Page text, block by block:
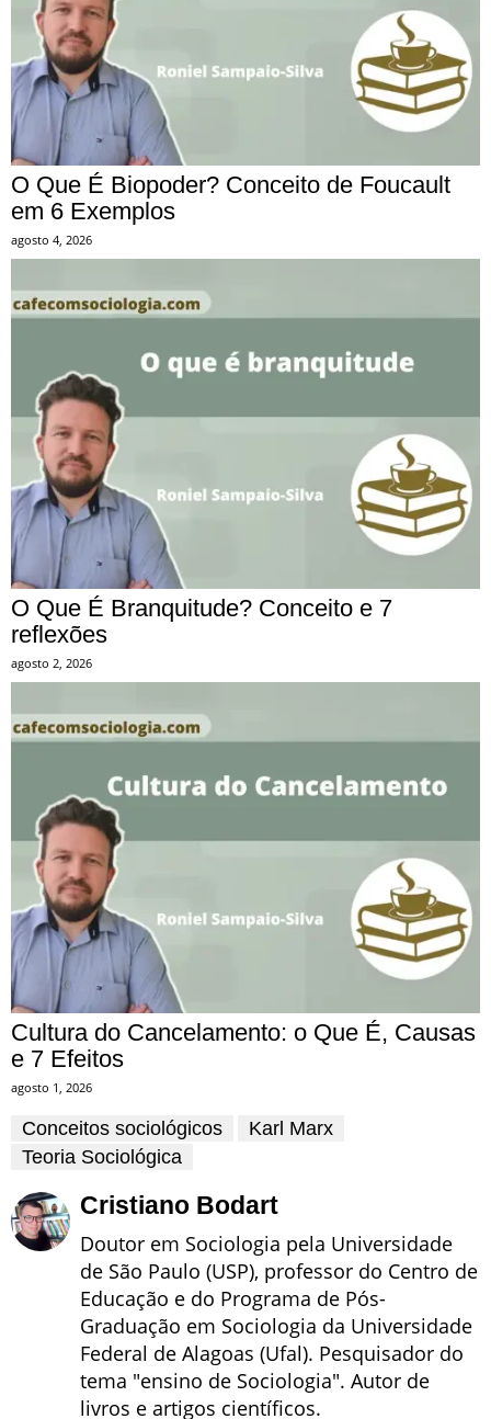
O Que É Biopoder? Conceito de Foucault
em 6 Exemplos
agosto 4, 2026
O Que É Branquitude? Conceito e 7
reflexões
agosto 2, 2026
Cultura do Cancelamento: o Que É, Causas
e 7 Efeitos
agosto 1, 2026
Conceitos sociológicos
Karl Marx
Teoria Sociológica
Cristiano Bodart
Doutor em Sociologia pela Universidade
de São Paulo (USP), professor do Centro de
Educação e do Programa de Pós-
Graduação em Sociologia da Universidade
Federal de Alagoas (Ufal). Pesquisador do
tema "ensino de Sociologia". Autor de
livros e artigos científicos.